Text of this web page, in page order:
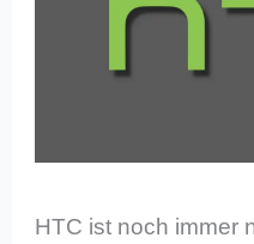
HTC ist noch immer